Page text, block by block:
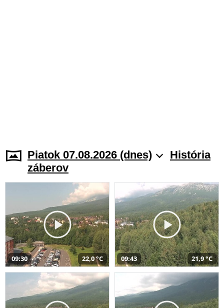
Piatok 07.08.2026 (dnes)
História
záberov
09:30 22,0 °C 09:43 21,9 °C